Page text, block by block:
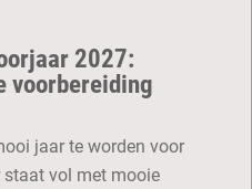
2027:
voorbereiding
jaar te worden voor
staat vol met mooie